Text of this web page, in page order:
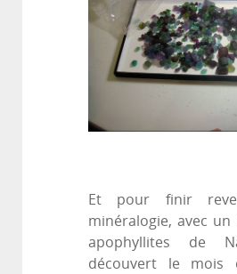
Et pour finir
minéralogie, avec
apophyllites de
découvert le mois